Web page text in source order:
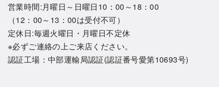
営業時間:月曜日～日曜日10：00～18：00
（12：00～13：00は受付不可）
定休日:毎週火曜日・月曜日不定休
※必ずご連絡の上ご来店ください。
認証工場：中部運輸局認証(認証番号愛第10693号)